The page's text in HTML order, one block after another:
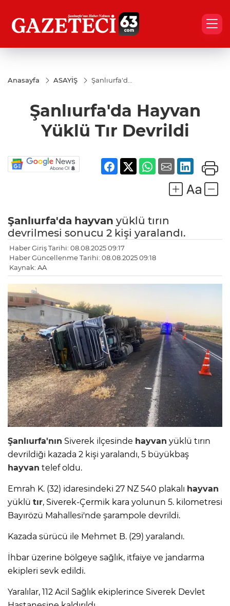
Anasayfa ASAYİŞ
Şanlıurfa'da
Devrildi
Şanlıurfa'da Hayvan
Yüklü Tır Devrildi
Şanlıurfa'da hayvan yüklü tırın
devrilmesi sonucu 2 kişi yaralandı.
Haber Giriş Tarihi: 08.08.2025 09:17
Haber Güncellenme Tarihi: 08.08.2025 09:18
Kaynak: AA
Şanlıurfa'nın Siverek ilçesinde hayvan yüklü tırın
devrildiği kazada 2 kişi yaralandı, 5 büyükbaş
hayvan telef oldu.
Emrah K. (32) idaresindeki 27 NZ 540 plakalı hayvan
yüklü tır, Siverek-Çermik kara yolunun 5. kilometresi
Bayırözü Mahallesi'nde şarampole devrildi.
Kazada sürücü ile Mehmet B. (29) yaralandı.
İhbar üzerine bölgeye sağlık, itfaiye ve jandarma
ekipleri sevk edildi.
Yaralılar, 112 Acil Sağlık ekiplerince Siverek Devlet